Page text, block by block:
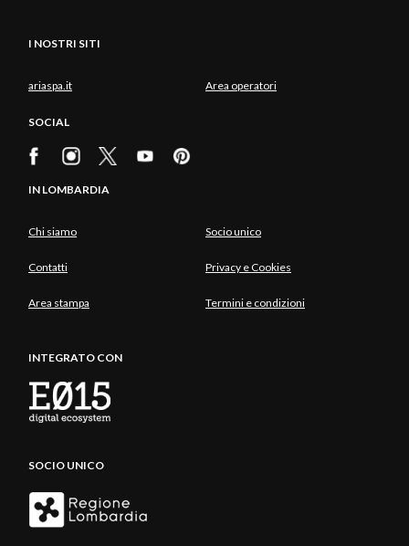
I NOSTRI SITI
ariaspa.it Area operatori
SOCIAL
IN LOMBARDIA
Chi siamo Socio unico
Contatti Privacy e Cookies
Area stampa Termini e condizioni
INTEGRATO CON
SOCIO UNICO